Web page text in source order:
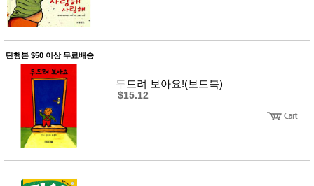
단행본 $50 이상 무료배송
두드려 보아요!(보드북)
$15.12